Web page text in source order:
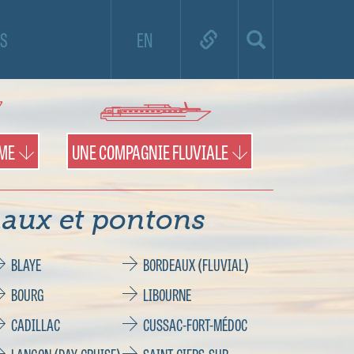
EN
de croisière et utilisez la carte pour
territoires et les pontons.
UNE COMPAGNIE FLUVIALE
et pontons
BLAYE
BORDEAUX (FLUVIAL)
BOURG
LIBOURNE
CADILLAC
CUSSAC-FORT-MÉDOC